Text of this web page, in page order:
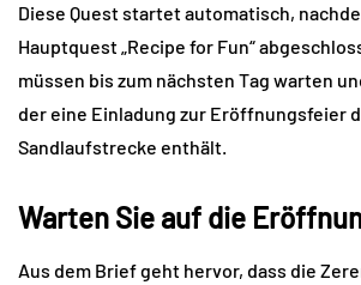
Diese Quest startet automatisch,
Hauptquest „Recipe for Fun“
müssen bis zum nächsten Tag warten
der eine Einladung zur Eröffnungsfeier
Sandlaufstrecke enthält.
Warten Sie auf die
Aus dem Brief geht hervor, dass die